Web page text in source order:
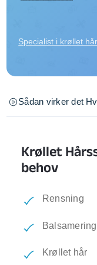
Specialist i krøllet
Sådan virker det
Krøllet
behov
Rensning
Balsamering
Krøllet hår